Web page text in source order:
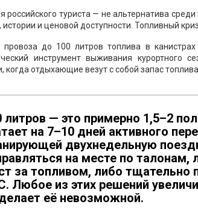
российского туриста — не альтернатива
истории и ценовой доступности. Топливный
провоза до 100 литров топлива в
инструмент выживания курортного
когда отдыхающие везут с собой запас
литров — это примерно 1,5–2
на 7–10 дней активного
двухнедельную
на месте по
за топливом, либо тщательно
Любое из этих решений
её невозможной.